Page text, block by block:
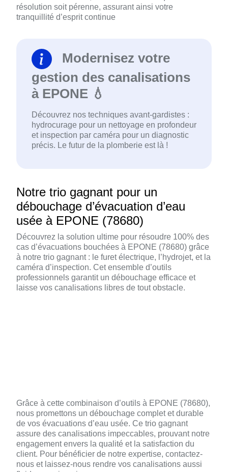
résolution soit pérenne, assurant ainsi votre
tranquillité d’esprit continue
Modernisez votre
gestion des canalisations
à EPONE 💧
Découvrez nos techniques avant-gardistes :
hydrocurage pour un nettoyage en profondeur
et inspection par caméra pour un diagnostic
précis. Le futur de la plomberie est là !
Notre trio gagnant pour un
débouchage d’évacuation d’eau
usée à EPONE (78680)
Découvrez la solution ultime pour résoudre 100% des
cas d’évacuations bouchées à EPONE (78680) grâce
à notre trio gagnant : le furet électrique, l’hydrojet, et la
caméra d’inspection. Cet ensemble d’outils
professionnels garantit un débouchage efficace et
laisse vos canalisations libres de tout obstacle.
Grâce à cette combinaison d’outils à EPONE (78680),
nous promettons un débouchage complet et durable
de vos évacuations d’eau usée. Ce trio gagnant
assure des canalisations impeccables, prouvant notre
engagement envers la qualité et la satisfaction du
client. Pour bénéficier de notre expertise, contactez-
nous et laissez-nous rendre vos canalisations aussi